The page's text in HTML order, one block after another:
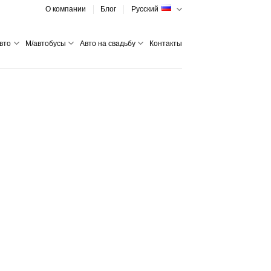
О компании Блог Русский
М/автобусы Авто на свадьбу Контакты